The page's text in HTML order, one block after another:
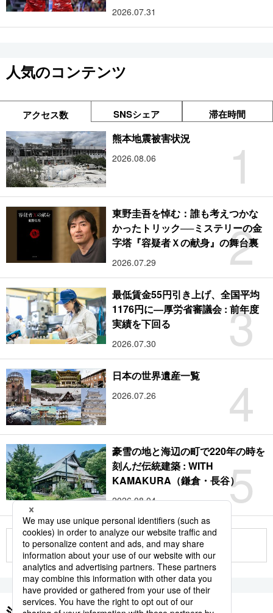
2026.07.31
人気のコンテンツ
アクセス数 SNSシェア 滞在時間
1
熊本地震被害状況
2026.08.06
2
東野圭吾を悼む：誰も考えつかな
かったトリック──ミステリーの金
字塔『容疑者Ｘの献身』の舞台裏
2026.07.29
3
最低賃金55円引き上げ、全国平均
1176円に―厚労省審議会 : 前年度
実績を下回る
2026.07.30
4
日本の世界遺産一覧
2026.07.26
5
豪雪の地と海辺の町で220年の時を
刻んだ伝統建築 : WITH
KAMAKURA（鎌倉・長谷）
2026.08.04
もっと見る